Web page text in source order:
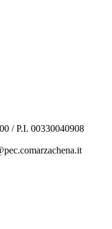
/ P.I. 00330040908